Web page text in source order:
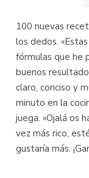
100 nuevas
los dedos.
fórmulas que he
buenos
claro, conciso y
minuto en la
juega. »Ojalá os
vez más rico,
gustaría más.